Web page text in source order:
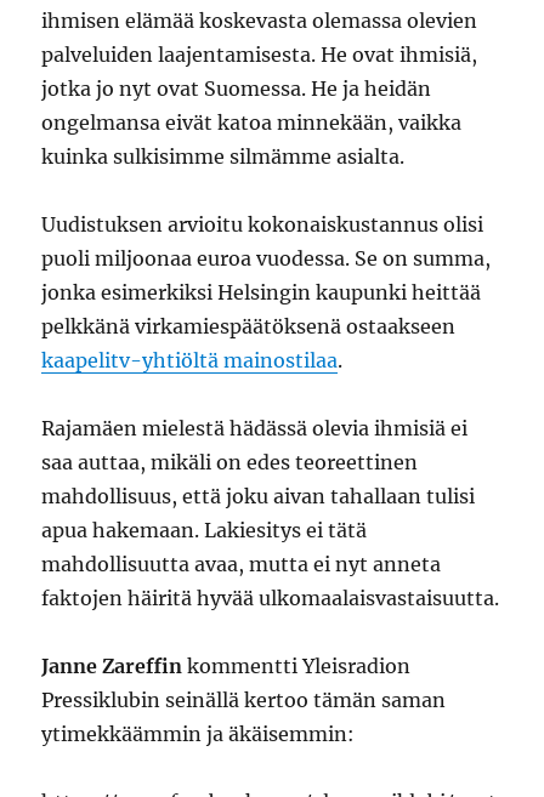
ihmisen elämää koskevasta olemassa olevien
palveluiden laajentamisesta. He ovat ihmisiä,
jotka jo nyt ovat Suomessa. He ja heidän
ongelmansa eivät katoa minnekään, vaikka
kuinka sulkisimme silmämme asialta.
Uudistuksen arvioitu kokonaiskustannus olisi
puoli miljoonaa euroa vuodessa. Se on summa,
jonka esimerkiksi Helsingin kaupunki heittää
pelkkänä virkamiespäätöksenä ostaakseen
kaapelitv-yhtiöltä mainostilaa.
Rajamäen mielestä hädässä olevia ihmisiä ei
saa auttaa, mikäli on edes teoreettinen
mahdollisuus, että joku aivan tahallaan tulisi
apua hakemaan. Lakiesitys ei tätä
mahdollisuutta avaa, mutta ei nyt anneta
faktojen häiritä hyvää ulkomaalaisvastaisuutta.
Janne Zareffin kommentti Yleisradion
Pressiklubin seinällä kertoo tämän saman
ytimekkäämmin ja äkäisemmin: